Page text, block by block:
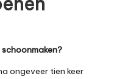
ongeveer tien keer